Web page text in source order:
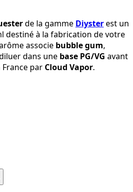
de la gamme Diysterest un
destiné à la fabrication de votre
associe bubble gum,
dans une base PG/VG avant
par Cloud Vapor.